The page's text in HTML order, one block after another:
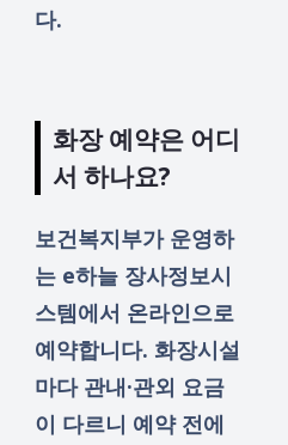
다.
화장 예약은 어디
서 하나요?
보건복지부가 운영하
는 e하늘 장사정보시
스템에서 온라인으로
예약합니다. 화장시설
마다 관내·관외 요금
이 다르니 예약 전에